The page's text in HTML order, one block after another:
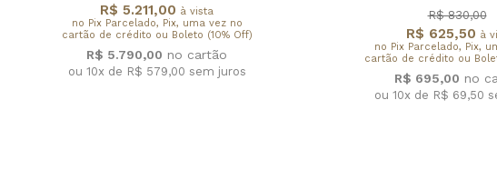
R$ 5.211,00 à vista
no Pix Parcelado, Pix, uma vez no
cartão de crédito ou Boleto (10% Off)
R$ 5.790,00
ou 10x de R$ 579,00 sem juros
R$ 625,50 à
no Pix Parcelado, Pix,
cartão de crédito ou
R$ 830,00
R$ 695,00
ou 10x de R$ 69,50